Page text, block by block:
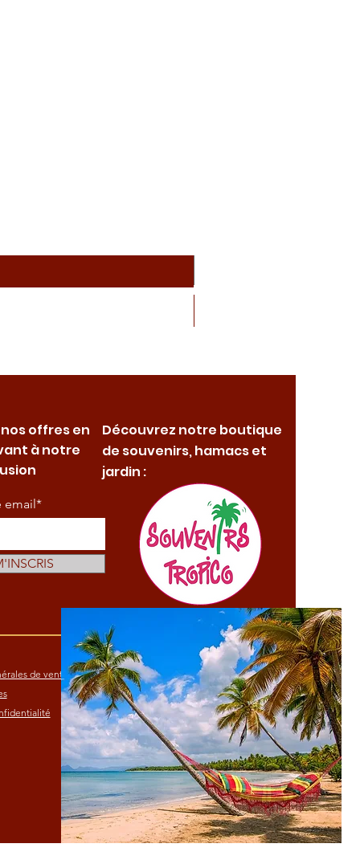
offres en
à notre
email*
de vente
Découvrez notre boutique
de souvenirs, hamacs et
jardin :